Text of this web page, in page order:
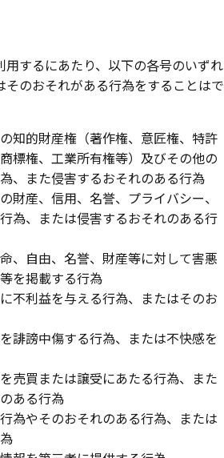
用するにあたり、以下の各号のいずれ
そのおそれがある行為をすることはで
知的財産権（著作権、意匠権、特許
標権、工業所有権等）及びその他の
、また侵害するおそれのある行為
財産、信用、名誉、プライバシー、
為、または侵害するおそれのある行
、自由、名誉、財産等に対して害悪
を掲載する行為
不利益を与える行為、またはそのお
誹謗中傷する行為、または不快感を
売買または譲受にあたる行為、また
ある行為
為やそのおそれのある行為、または